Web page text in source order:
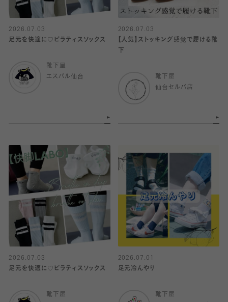
2026.07.03
足元を快適に♡ピラティスソックス
靴下屋
エスパル仙台
2026.07.03
【人気】ストッキング感覚で履ける靴
下
靴下屋
仙台セルバ店
2026.07.03
足元を快適に♡ピラティスソックス
靴下屋
2026.07.01
足元冷んやり
靴下屋